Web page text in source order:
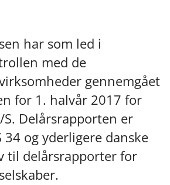
har som led i
med de
gennemgået
for 1. halvår 2017 for
S. Delårsrapporten er
34 og yderligere danske
til delårsrapporter for